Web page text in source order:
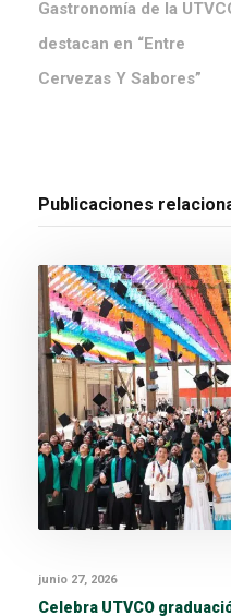
Gastronomía de la
destacan en “Entre
Cervezas Y Sabores”
Publicaciones
junio 27, 2026
Celebra UTVCO